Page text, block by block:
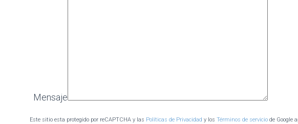
Mensaje
Este sitio esta protegido por reCAPTCHA y las Políticas de Privacidad y los Términos de servicio de Google